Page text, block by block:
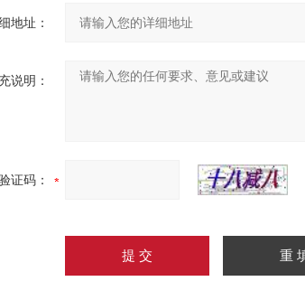
地址：
说明：
证码：